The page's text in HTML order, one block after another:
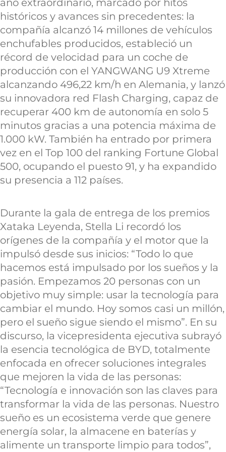
históricos y avances sin precedentes: la
compañía alcanzó 14 millones de vehículos
enchufables producidos, estableció un
récord de velocidad para un coche de
producción con el YANGWANG U9 Xtreme
alcanzando 496,22 km/h en Alemania, y lanzó
su innovadora red Flash Charging, capaz de
recuperar 400 km de autonomía en solo 5
minutos gracias a una potencia máxima de
1.000 kW. También ha entrado por primera
vez en el Top 100 del ranking Fortune Global
500, ocupando el puesto 91, y ha expandido
su presencia a 112 países.
Durante la gala de entrega de los premios
Xataka Leyenda, Stella Li recordó los
orígenes de la compañía y el motor que la
impulsó desde sus inicios: “Todo lo que
hacemos está impulsado por los sueños y la
pasión. Empezamos 20 personas con un
objetivo muy simple: usar la tecnología para
cambiar el mundo. Hoy somos casi un millón,
pero el sueño sigue siendo el mismo”. En su
discurso, la vicepresidenta ejecutiva subrayó
la esencia tecnológica de BYD, totalmente
enfocada en ofrecer soluciones integrales
que mejoren la vida de las personas:
“Tecnología e innovación son las claves para
transformar la vida de las personas. Nuestro
sueño es un ecosistema verde que genere
energía solar, la almacene en baterías y
alimente un transporte limpio para todos”,